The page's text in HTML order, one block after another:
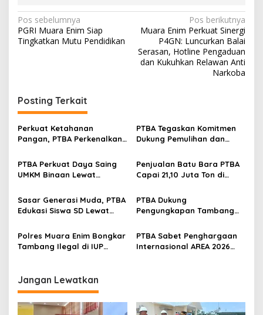
N
a
a
s
i
o
Pos sebelumnya
PGRI Muara Enim Siap
Tingkatkan Mutu Pendidikan
Pos berikutnya
Muara Enim Perkuat Sinergi
P4GN: Luncurkan Balai
Serasan, Hotline Pengaduan
dan Kukuhkan Relawan Anti
Narkoba
Posting Terkait
Perkuat Ketahanan
Pangan, PTBA Perkenalkan
Inagritech 2026
PTBA Tegaskan Komitmen
Dukung Pemulihan dan
Sungai
PTBA Perkuat Daya Saing
UMKM Binaan Lewat
Festival 2026
Penjualan Batu Bara PTBA
Capai 21,10 Juta Ton di
Sasar Generasi Muda, PTBA
Edukasi Siswa SD Lewat
PTBA Dukung
Pengungkapan Tambang
IUP Perseroan
Polres Muara Enim Bongkar
Tambang Ilegal di IUP
PTBA Sabet Penghargaan
Internasional AREA 2026
Jangan Lewatkan